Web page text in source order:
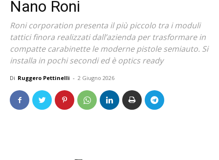
Nano Roni
Roni corporation presenta il più piccolo tra i moduli
tattici finora realizzati dall’azienda per trasformare in
compatte carabinette le moderne pistole semiauto. Si
installa in pochi secondi ed è optics ready
Di Ruggero Pettinelli - 2 Giugno 2026